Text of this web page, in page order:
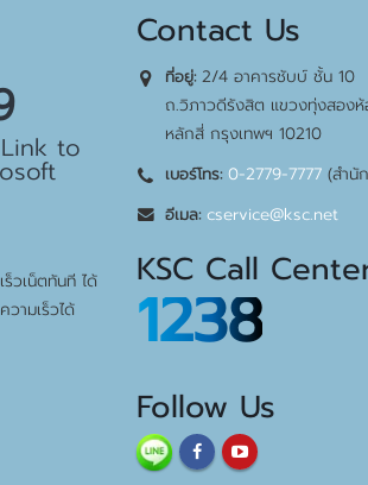
to
วเน็ตทันที ได้
ามเร็วได้
Contact Us
ที่อยู่:2/4 อาคารชับบ์ ชั้น 10
ถ.วิภาวดีรังสิต แขวงทุ่งสองห้
หลักสี่ กรุงเทพฯ 10210
เบอร์โทร: 0-2779-7777(สำนั
อีเมล: cservice@ksc.net
KSC Call
1238
Follow Us